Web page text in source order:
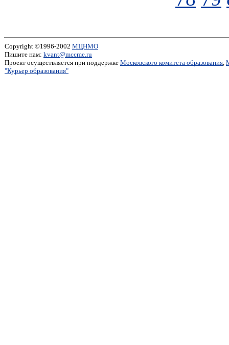
Copyright ©1996-2002 МЦНМО
Пишите нам: kvant@mccme.ru
Проект осуществляется при поддержке Московского комитета образования,
"Курьер образования"